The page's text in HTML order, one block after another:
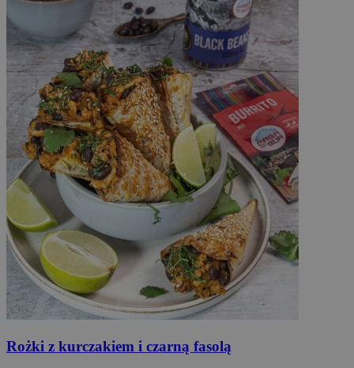
Rożki z kurczakiem i czarną fasolą